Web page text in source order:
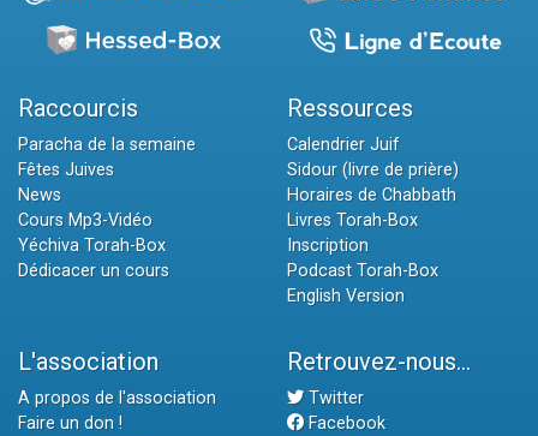
Raccourcis
Paracha de la semaine
Fêtes Juives
News
Cours Mp3-Vidéo
Yéchiva Torah-Box
Dédicacer un cours
Ressources
Calendrier Juif
Sidour (livre de prière)
Horaires de Chabbath
Livres Torah-Box
Inscription
Podcast Torah-Box
English Version
L'association
A propos de l'association
Faire un don !
Retrouvez-nous...
Twitter
Facebook